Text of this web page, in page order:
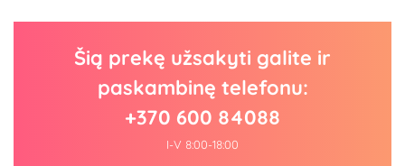
Šią prekę užsakyti galite ir
paskambinę telefonu:
+370 600 84088
I-V 8:00-18:00